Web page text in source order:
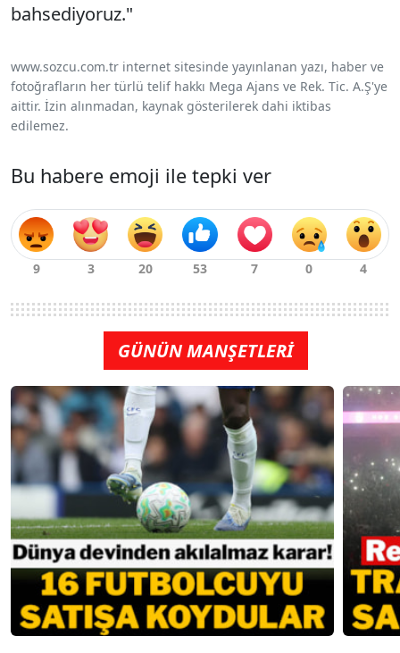
bahsediyoruz."
www.sozcu.com.tr internet sitesinde yayınlanan yazı, haber ve
fotoğrafların her türlü telif hakkı Mega Ajans ve Rek. Tic. A.Ş'ye
aittir. İzin alınmadan, kaynak gösterilerek dahi iktibas
edilemez.
Bu habere emoji ile tepki ver
GÜNÜN MANŞETLERİ